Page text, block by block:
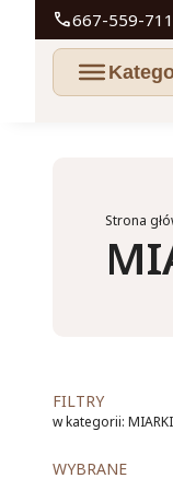
call667-559-711
Strona
FILTRY
w kategorii: MIARKI
WYBRANE